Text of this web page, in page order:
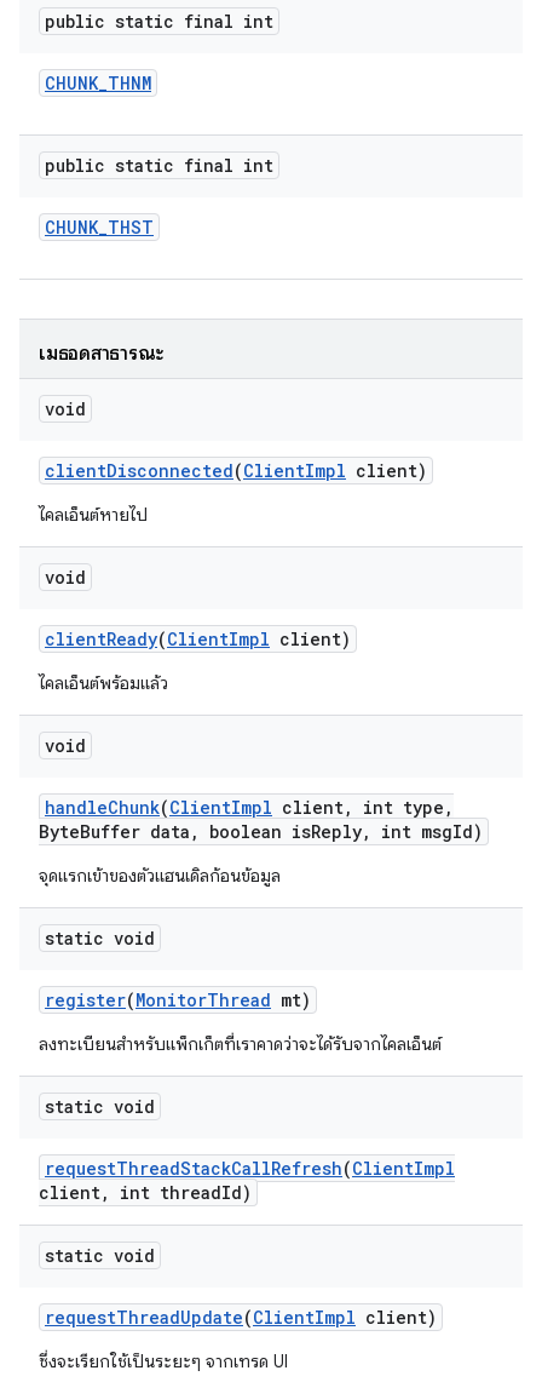
public static final int
CHUNK_THNM
public static final int
CHUNK_THST
เมธอดสาธารณะ
void
clientDisconnected(ClientImpl client)
ไคลเอ็นต์หายไป
void
clientReady(ClientImpl client)
ไคลเอ็นต์พร้อมแล้ว
void
handleChunk(ClientImpl client, int type ,
ByteBuffer data , boolean isReply, int msgId)
จุดแรกเข้าของตัวแฮนเดิลก้อนข้อมูล
static void
register(MonitorThread mt)
ลงทะเบียนสำหรับแพ็กเก็ตที่เราคาดว่าจะได้รับจากไคลเอ็นต์
static void
requestThreadStackCallRefresh(ClientImpl
client, int threadId)
static void
requestThreadUpdate(ClientImpl client)
ซึ่งจะเรียกใช้เป็นระยะๆ จากเทรด UI